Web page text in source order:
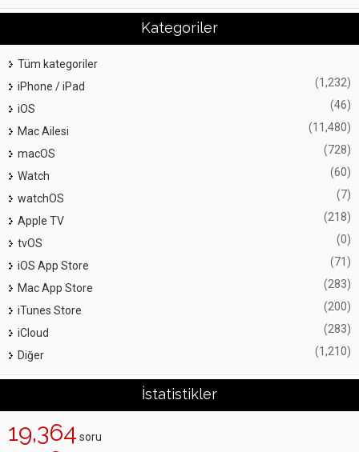
Kategoriler
Tüm kategoriler
iPhone / iPad
(1,232)
iOS (46)
Mac Ailesi (11,480)
macOS (728)
Watch (60)
watchOS (7)
Apple TV (218)
tvOS (0)
iOS App Store (71)
Mac App Store (283)
iTunes Store (200)
iCloud (283)
Diğer (1,210)
İstatistikler
19,364 soru